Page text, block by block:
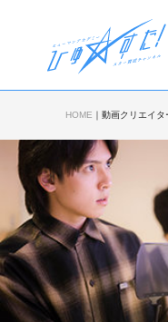
HOME ｜ 動画クリエイタ